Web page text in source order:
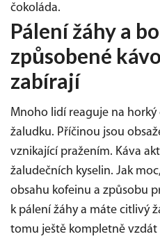
čokoláda.
Pálení žáhy a
způsobené
zabírají
Mnoho lidí reaguje na
žaludku. Příčinou jsou
vznikající pražením. Káva
žaludečních kyselin. Jak
obsahu kofeinu a způsobu
k pálení žáhy a máte citlivý
tomu ještě kompletně vzdát